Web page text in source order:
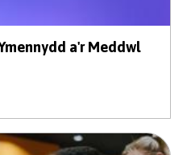
a'r Meddwl